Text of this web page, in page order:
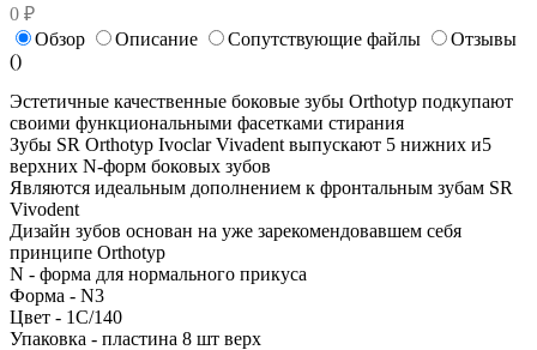
0 ₽
Обзор
Описание Сопутствующие файлы
Отзывы
()
Эстетичные качественные боковые зубы Orthotyp подкупают
своими функциональными фасетками стирания
Зубы SR Orthotyp Ivoclar Vivadent выпускают 5 нижних и5
верхних N-форм боковых зубов
Являются идеальным дополнением к фронтальным зубам SR
Vivodent
Дизайн зубов основан на уже зарекомендовавшем себя
принципе Orthotyp
N - форма для нормального прикуса
Форма - N3
Цвет - 1С/140
Упаковка - пластина 8 шт верх